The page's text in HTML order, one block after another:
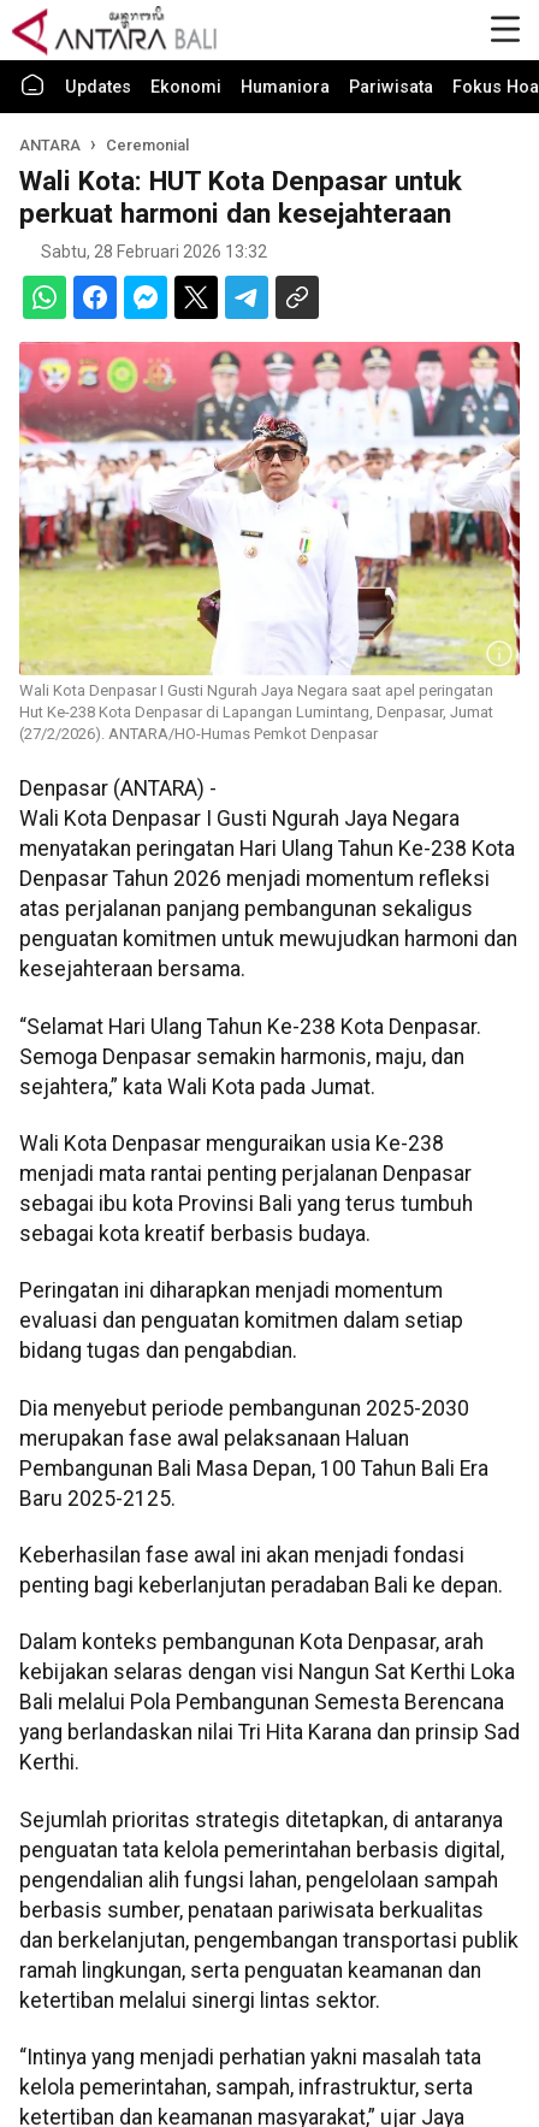
Updates Ekonomi Humaniora Pariwisata Fokus
ANTARA Ceremonial
Wali Kota: HUT Kota Denpasar untuk
perkuat harmoni dan kesejahteraan
Sabtu, 28 Februari 2026 13:32
Wali Kota Denpasar I Gusti Ngurah Jaya Negara saat apel peringatan
Hut Ke-238 Kota Denpasar di Lapangan Lumintang, Denpasar, Jumat
(27/2/2026). ANTARA/HO-Humas Pemkot Denpasar
Denpasar (ANTARA) -
Wali Kota Denpasar I Gusti Ngurah Jaya Negara
menyatakan peringatan Hari Ulang Tahun Ke-238 Kota
Denpasar Tahun 2026 menjadi momentum refleksi
atas perjalanan panjang pembangunan sekaligus
penguatan komitmen untuk mewujudkan harmoni dan
kesejahteraan bersama.
“Selamat Hari Ulang Tahun Ke-238 Kota Denpasar.
Semoga Denpasar semakin harmonis, maju, dan
sejahtera,” kata Wali Kota pada Jumat.
Wali Kota Denpasar menguraikan usia Ke-238
menjadi mata rantai penting perjalanan Denpasar
sebagai ibu kota Provinsi Bali yang terus tumbuh
sebagai kota kreatif berbasis budaya.
Peringatan ini diharapkan menjadi momentum
evaluasi dan penguatan komitmen dalam setiap
bidang tugas dan pengabdian.
Dia menyebut periode pembangunan 2025-2030
merupakan fase awal pelaksanaan Haluan
Pembangunan Bali Masa Depan, 100 Tahun Bali Era
Baru 2025-2125.
Keberhasilan fase awal ini akan menjadi fondasi
penting bagi keberlanjutan peradaban Bali ke depan.
Dalam konteks pembangunan Kota Denpasar, arah
kebijakan selaras dengan visi Nangun Sat Kerthi Loka
Bali melalui Pola Pembangunan Semesta Berencana
yang berlandaskan nilai Tri Hita Karana dan prinsip Sad
Kerthi.
Sejumlah prioritas strategis ditetapkan, di antaranya
penguatan tata kelola pemerintahan berbasis digital,
pengendalian alih fungsi lahan, pengelolaan sampah
berbasis sumber, penataan pariwisata berkualitas
dan berkelanjutan, pengembangan transportasi publik
ramah lingkungan, serta penguatan keamanan dan
ketertiban melalui sinergi lintas sektor.
“Intinya yang menjadi perhatian yakni masalah tata
kelola pemerintahan, sampah, infrastruktur, serta
ketertiban dan keamanan masyarakat,” ujar Jaya